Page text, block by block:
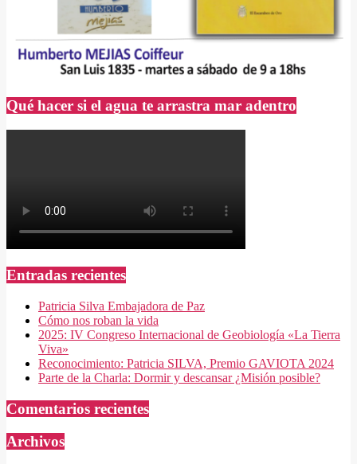
Qué hacer si el agua te arrastra mar adentro
Entradas recientes
Patricia Silva Embajadora de Paz
Cómo nos roban la vida
2025: IV Congreso Internacional de Geobiología «La Tierra
Viva»
Reconocimiento: Patricia SILVA, Premio GAVIOTA 2024
Parte de la Charla: Dormir y descansar ¿Misión posible?
Comentarios recientes
Archivos